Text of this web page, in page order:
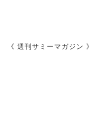
《 週刊サミーマガジン 》